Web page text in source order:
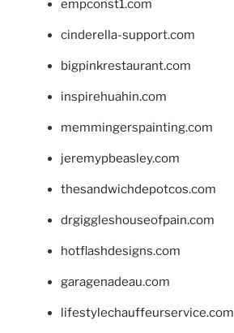
empconst1.com
cinderella-support.com
bigpinkrestaurant.com
inspirehuahin.com
memmingerspainting.com
jeremypbeasley.com
thesandwichdepotcos.com
drgiggleshouseofpain.com
hotflashdesigns.com
garagenadeau.com
lifestylechauffeurservice.com